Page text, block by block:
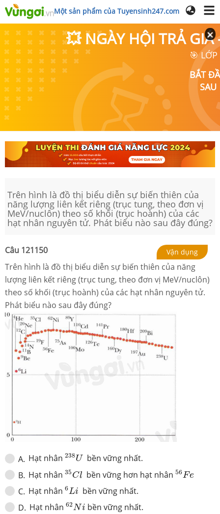
Một sản phẩm của Tuyensinh247.com
💥 NGÀY HỘI TRẢ GIÁ
🎯
BẮT
SAU
Trên hình là đồ thị biểu diễn sự biến thiên của
năng lượng liên kết riêng (trục tung, theo đơn vị
MeV/nuclôn) theo số khối (trục hoành) của các
hạt nhân nguyên tử. Phát biểu nào sau đây đúng?
Câu 121150 Vận dụng
Trên hình là đồ thị biểu diễn sự biến thiên của năng
lượng liên kết riêng (trục tung, theo đơn vị MeV/nuclôn)
theo số khối (trục hoành) của các hạt nhân nguyên tử.
Phát biểu nào sau đây đúng?
A. Hạt nhân 238U
238U
bền vững nhất.
B. Hạt nhân 35Cl
35Cl bền vững hơn hạt nhân 56Fe
56F
C. Hạt nhân 6Li
6L i bền vững nhất.
D. Hạt nhân 62Ni
62Ni bền vững nhất.